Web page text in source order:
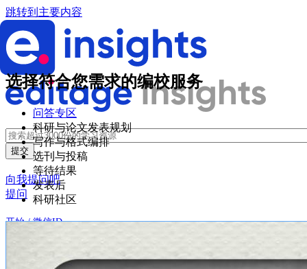
跳转到主要内容
向我提问吧
提问
开始 / 微信ID
选择符合您需求的编校服务
问答专区
科研与论文发表规划
写作与格式编排
选刊与投稿
等待结果
发表后
科研社区